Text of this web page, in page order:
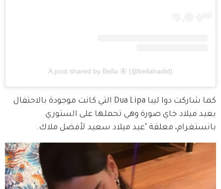
A post shared by Bella 🦋 (@bellahadid)
كما شاركت دوا ليبا Dua Lipa التي كانت موجودة بالاحتفال
بعيد ميلاد خاي صورة وهي تحملها على الستوري
بانستغرام، معلقة "عيد ميلاد سعيد لأفضل ملاك.